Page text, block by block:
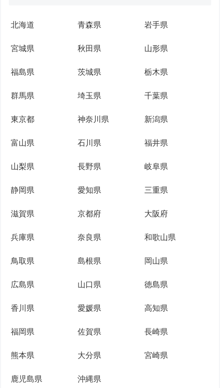
北海道 青森県 岩手県
宮城県 秋田県 山形県
福島県 茨城県 栃木県
群馬県 埼玉県 千葉県
東京都 神奈川県 新潟県
富山県 石川県 福井県
山梨県 長野県 岐阜県
静岡県 愛知県 三重県
滋賀県 京都府 大阪府
兵庫県 奈良県 和歌山県
鳥取県 島根県 岡山県
広島県 山口県 徳島県
香川県 愛媛県 高知県
福岡県 佐賀県 長崎県
熊本県 大分県 宮崎県
鹿児島県 沖縄県